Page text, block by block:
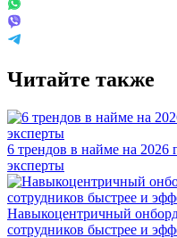
Читайте также
6 трендов в найме на 2026
эксперты
Навыкоцентричный
сотрудников быстрее и